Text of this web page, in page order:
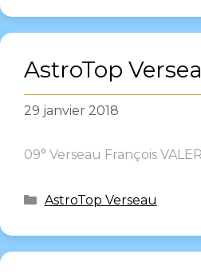
AstroTop
29 janvier 2018
09° Verseau François
AstroTop Verseau